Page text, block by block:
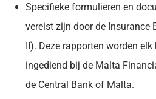
Specifieke formulieren en
vereist zijn door de Insurance
II). Deze rapporten worden
ingediend bij de Malta
de Central Bank of Malta.